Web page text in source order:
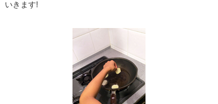
いきます!